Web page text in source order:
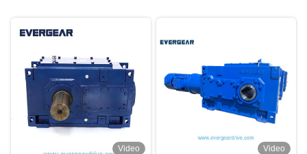
Video Video